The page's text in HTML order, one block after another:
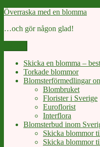
Skip
content
Överraska med en blomma
…och gör någon glad!
Skicka en blomma –
Torkade blommor
Blomsterförmedlingar
Blombruket
Florister i Sverige
Euroflorist
Interflora
Blomsterbud inom
Skicka blommor
Skicka blommor